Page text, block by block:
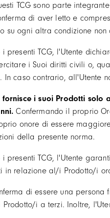
TCG sono parte
di aver letto e
su ogni altra condizione
i presenti TCG, l'Utente
i Suoi diritti civili o,
In caso contrario, all'Utente
fornisce i suoi Prodotti solo
Confermando il proprio
onore di essere
della presente norma.
i presenti TCG, l'Utente
in relazione al/i Prodotto/i
di essere una
i a terzi. Inoltre,